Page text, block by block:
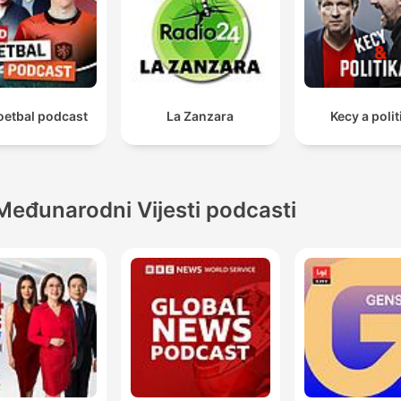
podcast La Zanzara Kecy a
Vijesti podcasti